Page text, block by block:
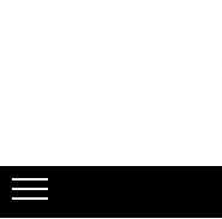
Instrumente de scris
Rollere & Finelinere